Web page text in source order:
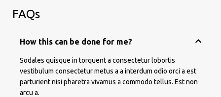
FAQs
How this can be done for me?
Sodales quisque in torquent a consectetur lobortis
vestibulum consectetur metus a a interdum odio orci a est
parturient nisi pharetra vivamus a commodo tellus. Est non
arcu a.